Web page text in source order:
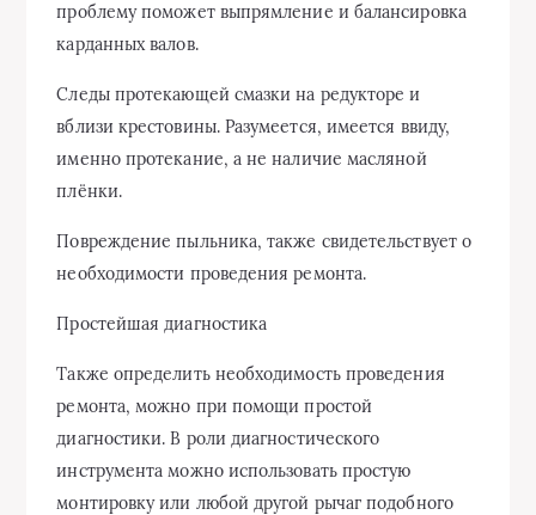
проблему поможет выпрямление и балансировка
карданных валов.
Следы протекающей смазки на редукторе и
вблизи крестовины. Разумеется, имеется ввиду,
именно протекание, а не наличие масляной
плёнки.
Повреждение пыльника, также свидетельствует о
необходимости проведения ремонта.
Простейшая диагностика
Также определить необходимость проведения
ремонта, можно при помощи простой
диагностики. В роли диагностического
инструмента можно использовать простую
монтировку или любой другой рычаг подобного